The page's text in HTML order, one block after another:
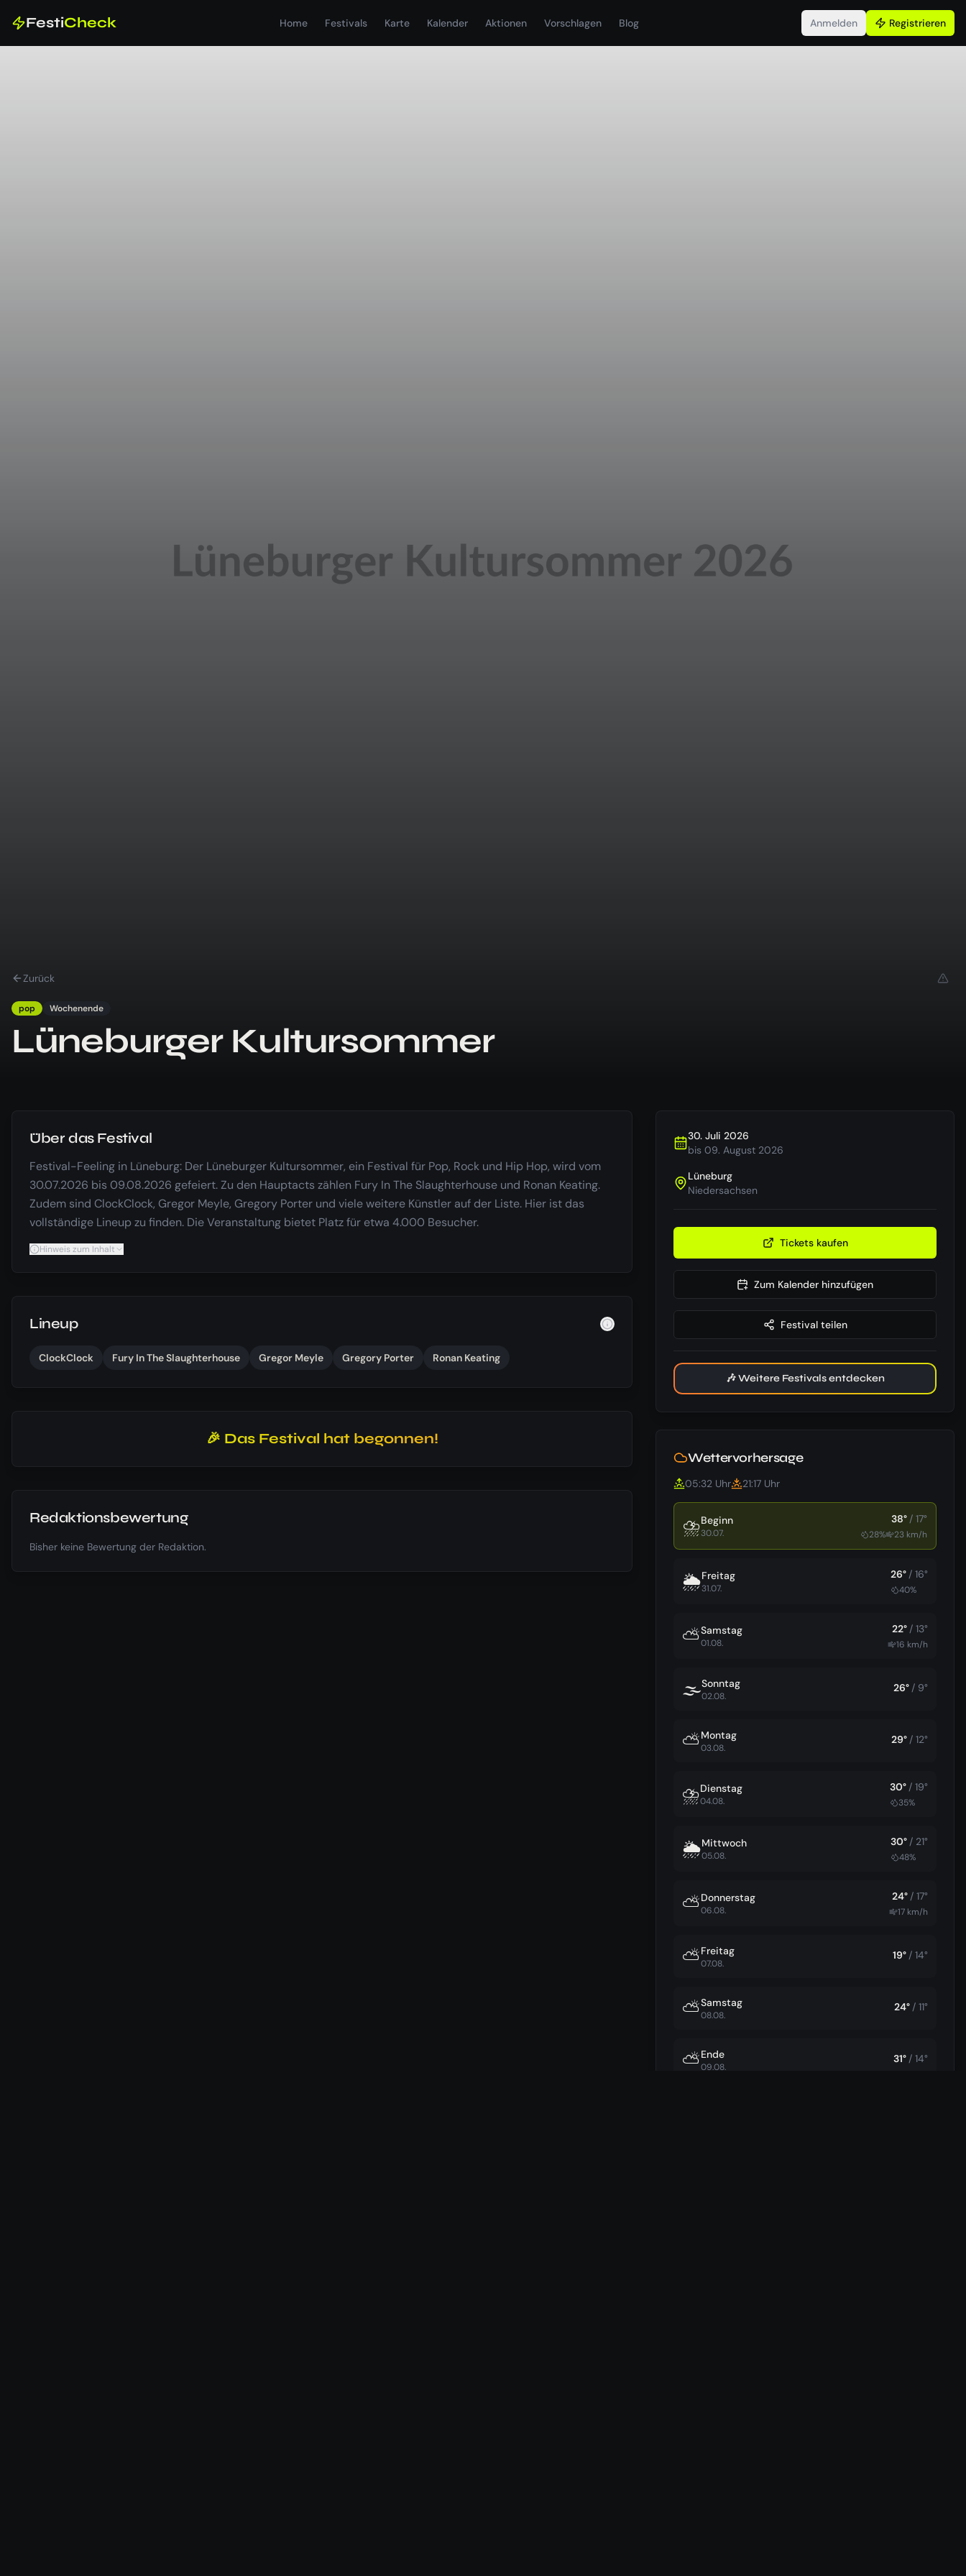
FestiCheck Home Festivals Karte Kalender Aktionen Vorschlagen Blog Anmelden Registrieren
Zurück
pop Wochenende
Lüneburger Kultursommer
Über das Festival
Festival-Feeling in Lüneburg: Der Lüneburger Kultursommer, ein Festival für Pop, Rock und Hip Hop, wird vom
30.07.2026 bis 09.08.2026 gefeiert. Zu den Hauptacts zählen Fury In The Slaughterhouse und Ronan Keating.
Zudem sind ClockClock, Gregor Meyle, Gregory Porter und viele weitere Künstler auf der Liste. Hier ist das
vollständige Lineup zu finden. Die Veranstaltung bietet Platz für etwa 4.000 Besucher.
Hinweis zum Inhalt
Lineup
ClockClock Fury In The Slaughterhouse Gregor Meyle Gregory Porter Ronan Keating
🎉 Das Festival hat begonnen!
Redaktionsbewertung
Bisher keine Bewertung der Redaktion.
30. Juli 2026
bis 09. August 2026
Lüneburg
Niedersachsen
Tickets kaufen
Zum Kalender hinzufügen
Festival teilen
🎶 Weitere Festivals entdecken
Wettervorhersage
05:32 Uhr 21:17 Uhr
⛈️Beginn
30.07.
38° / 17°
28% 23 km/h
🌦️Freitag
31.07.
26° / 16°
40%
⛅Samstag
01.08.
22° / 13°
16 km/h
🌫️Sonntag
02.08.
26° / 9°
⛅Montag
03.08.
29° / 12°
⛈️Dienstag
04.08.
30° / 19°
35%
🌦️Mittwoch
05.08.
30° / 21°
48%
⛅Donnerstag
06.08.
24° / 17°
17 km/h
⛅Freitag
07.08.
19° / 14°
⛅Samstag
08.08.
24° / 11°
⛅Ende
09.08.
31° / 14°